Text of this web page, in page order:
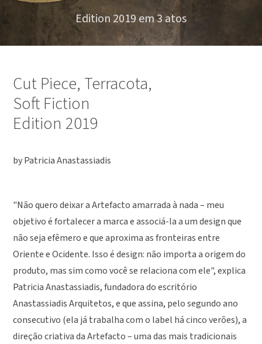
Edition 2019 em 3 atos
Cut Piece, Terracota,
Soft Fiction
Edition 2019
by Patricia Anastassiadis
"Não quero deixar a Artefacto amarrada à nada – meu
objetivo é fortalecer a marca e associá-la a um design que
não seja efêmero e que aproxima as fronteiras entre
Oriente e Ocidente. Isso é design: não importa a origem do
produto, mas sim como você se relaciona com ele", explica
Patricia Anastassiadis, fundadora do escritório
Anastassiadis Arquitetos, e que assina, pelo segundo ano
consecutivo (ela já trabalha com o label há cinco verões), a
direção criativa da Artefacto – uma das mais tradicionais